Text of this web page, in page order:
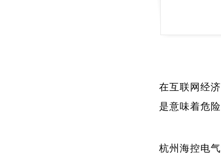
在互联网经
是意味着危
杭州海控电